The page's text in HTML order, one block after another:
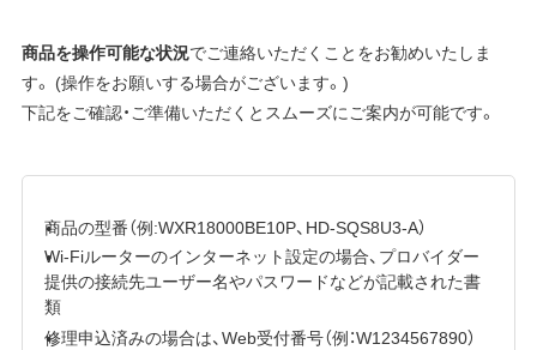
商品を操作可能な状況でご連絡いただくことをお勧めいたしま
す。 (操作をお願いする場合がございます。)
下記をご確認・ご準備いただくとスムーズにご案内が可能です。
商品の型番（例:WXR18000BE10P、HD-SQS8U3-A）
Wi-Fiルーターのインターネット設定の場合、プロバイダー
提供の接続先ユーザー名やパスワードなどが記載された書
類
修理申込済みの場合は、Web受付番号（例：W1234567890）